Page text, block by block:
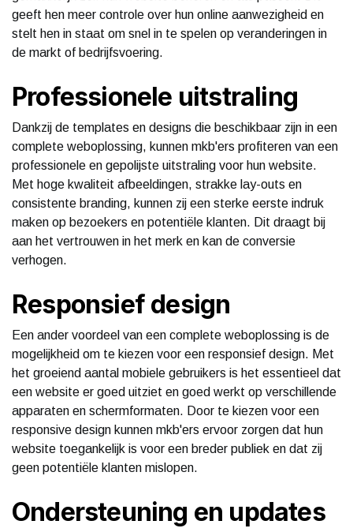
geeft hen meer controle over hun online aanwezigheid en
stelt hen in staat om snel in te spelen op veranderingen in
de markt of bedrijfsvoering.
Professionele uitstraling
Dankzij de templates en designs die beschikbaar zijn in een
complete weboplossing, kunnen mkb'ers profiteren van een
professionele en gepolijste uitstraling voor hun website.
Met hoge kwaliteit afbeeldingen, strakke lay-outs en
consistente branding, kunnen zij een sterke eerste indruk
maken op bezoekers en potentiële klanten. Dit draagt bij
aan het vertrouwen in het merk en kan de conversie
verhogen.
Responsief design
Een ander voordeel van een complete weboplossing is de
mogelijkheid om te kiezen voor een responsief design. Met
het groeiend aantal mobiele gebruikers is het essentieel dat
een website er goed uitziet en goed werkt op verschillende
apparaten en schermformaten. Door te kiezen voor een
responsive design kunnen mkb'ers ervoor zorgen dat hun
website toegankelijk is voor een breder publiek en dat zij
geen potentiële klanten mislopen.
Ondersteuning en updates